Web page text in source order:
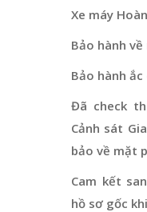
Xe máy
Bảo hành
Bảo hành
Đã check
Cảnh sát
bảo về mặt
Cam kết
hồ sơ gốc